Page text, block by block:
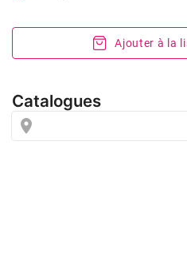
Ajouter à la